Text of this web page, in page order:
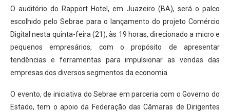
O auditório do Rapport Hotel, em Juazeiro (BA), será o palco
escolhido pelo Sebrae para o lançamento do projeto Comércio
Digital nesta quinta-feira (21), às 19 horas, direcionado a micro e
pequenos empresários, com o propósito de apresentar
tendências e ferramentas para impulsionar as vendas das
empresas dos diversos segmentos da economia.
O evento, de iniciativa do Sebrae em parceria com o Governo do
Estado, tem o apoio da Federação das Câmaras de Dirigentes